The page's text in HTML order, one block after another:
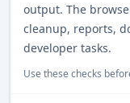
output. The
cleanup, reports,
developer tasks.
Use these checks